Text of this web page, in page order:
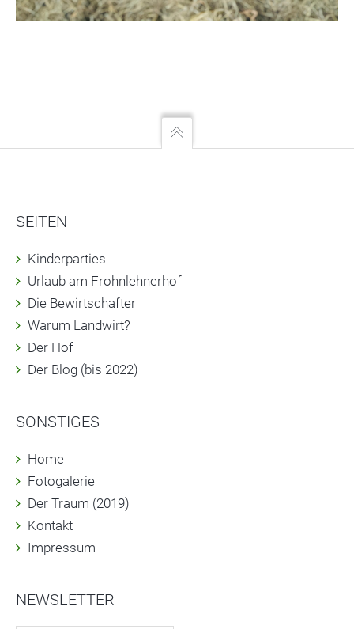
SEITEN
Kinderparties
Urlaub am Frohnlehnerhof
Die Bewirtschafter
Warum Landwirt?
Der Hof
Der Blog (bis 2022)
SONSTIGES
Home
Fotogalerie
Der Traum (2019)
Kontakt
Impressum
NEWSLETTER